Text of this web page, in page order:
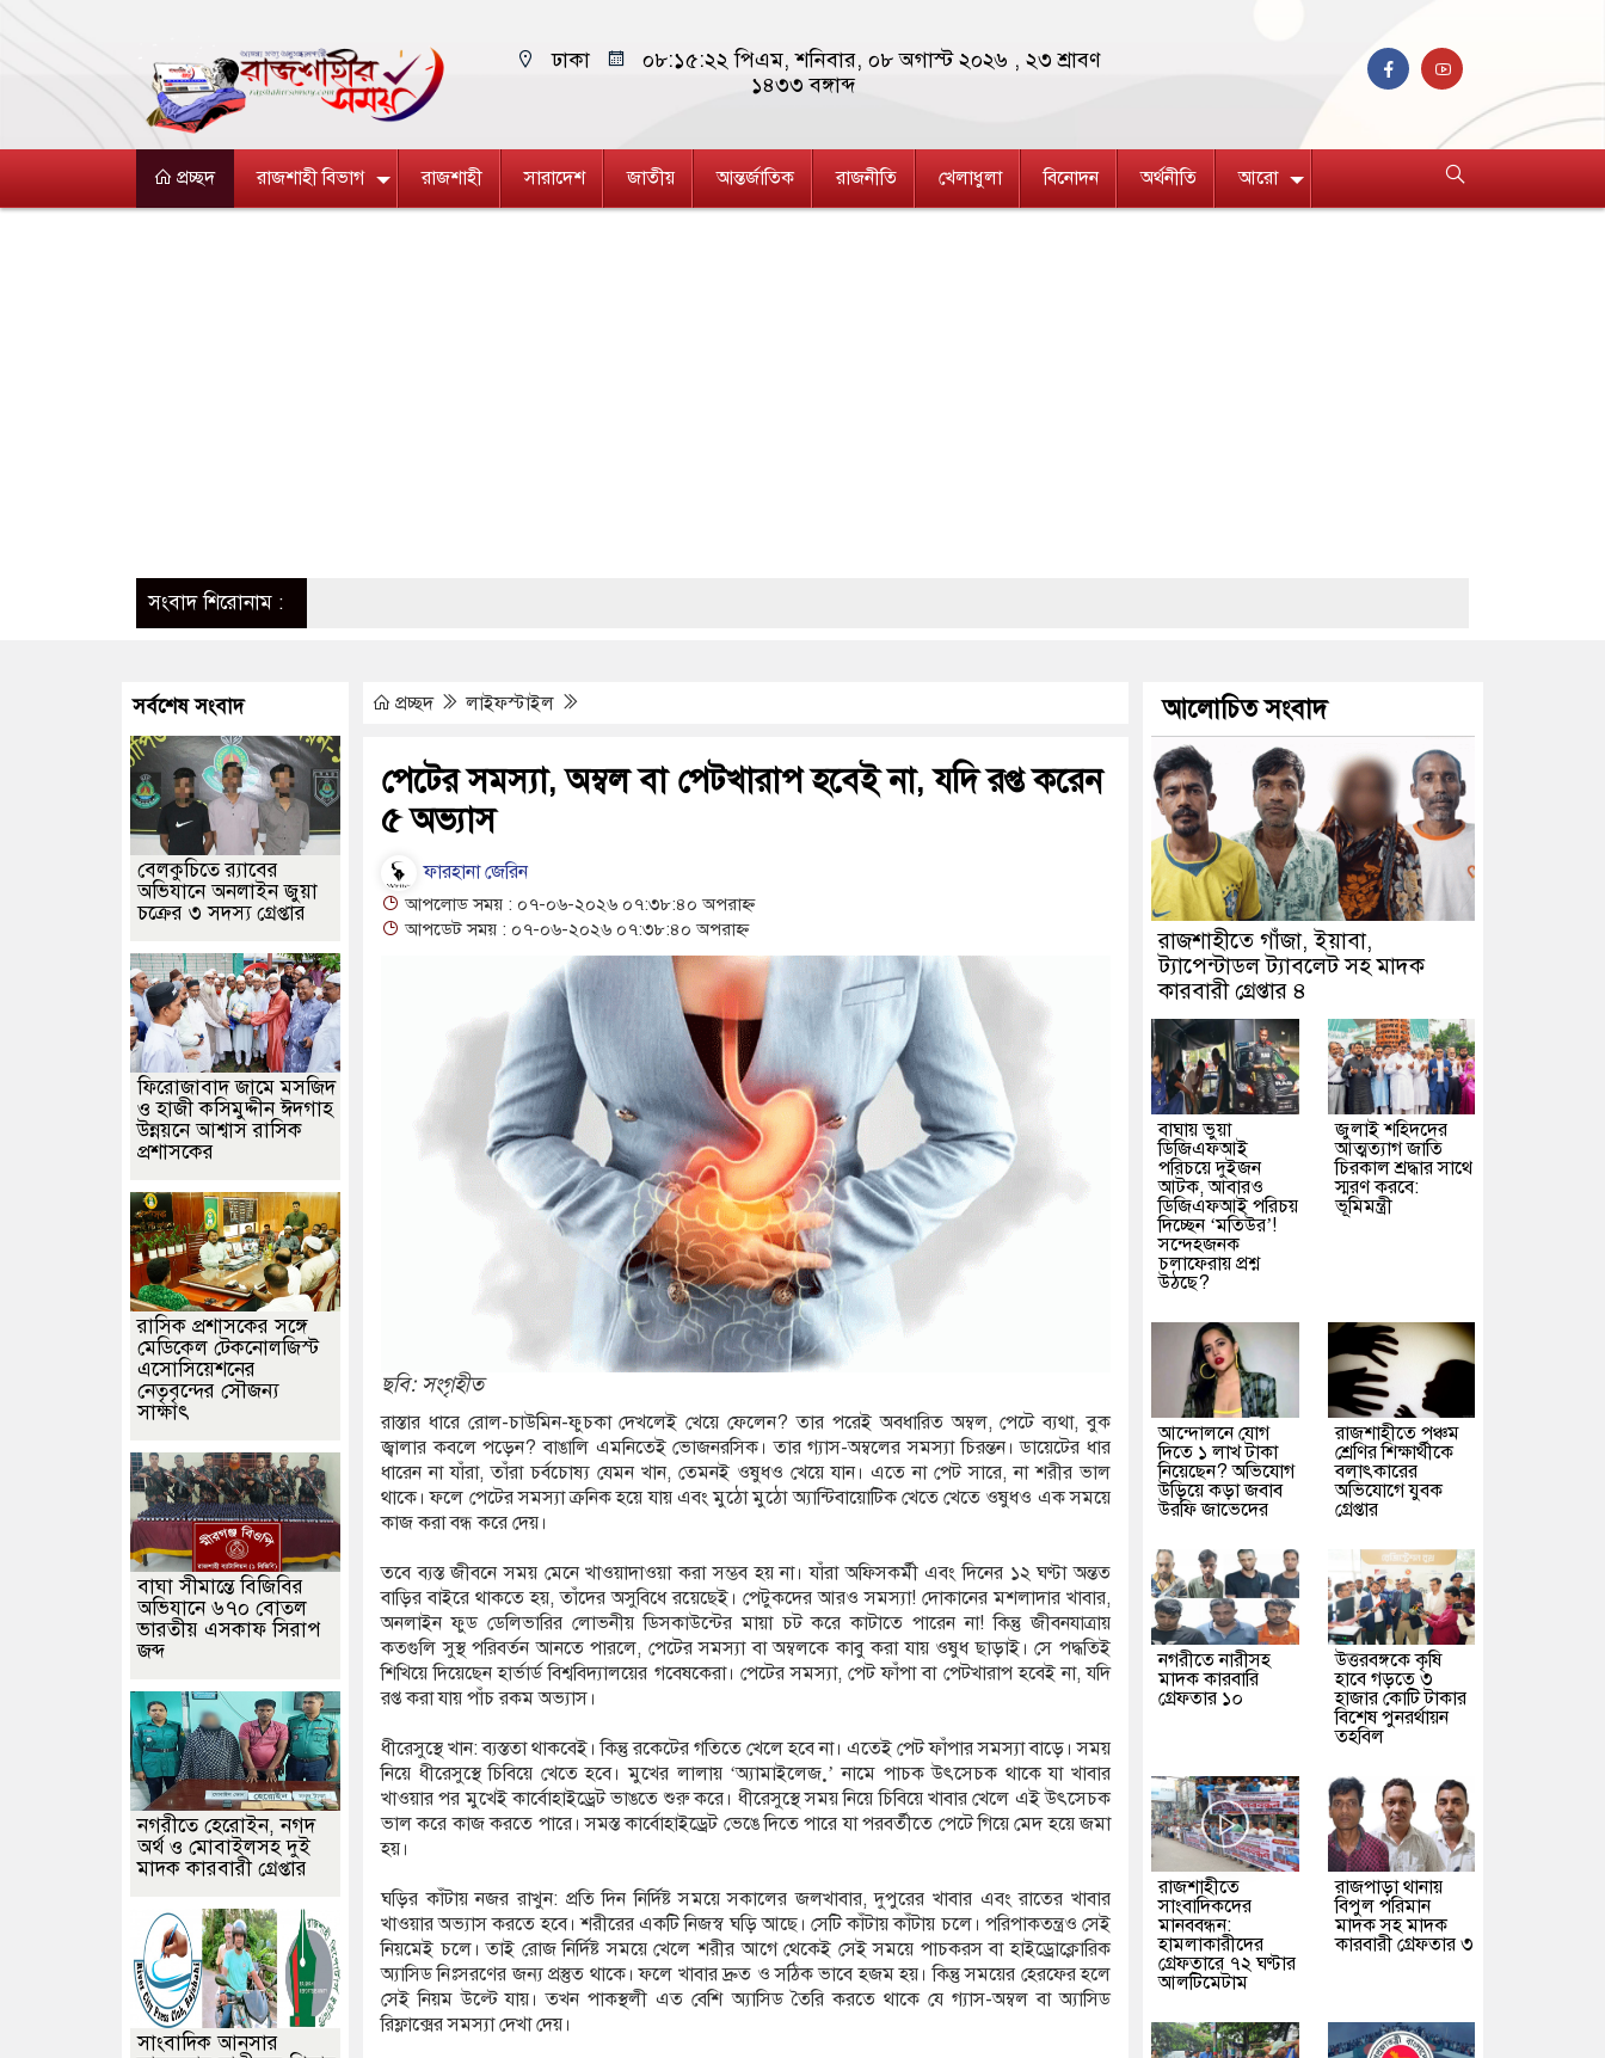
ঢাকা ০৮:১৫:২৩ পিএম, শনিবার, ০৮ অগাস্ট ২০২৬ ,২৩ শ্রাবণ
১৪৩৩ বঙ্গাব্দ
প্রচ্ছদ রাজশাহী বিভাগ রাজশাহী সারাদেশ জাতীয় আন্তর্জাতিক রাজনীতি খেলাধুলা বিনোদন অর্থনীতি আরো
সংবাদ শিরোনাম :
রাসিক প্রশাসকের
শোক ও সমবেদনা
করলো ১ বিজিবি
আরও ৩ শিশুর মৃত্যু
প্রচ্ছদ লাইফস্টাইল
পেটের সমস্যা, অম্বল বা পেটখারাপ হবেই না, যদি রপ্ত করেন
৫ অভ্যাস
ফারহানা জেরিন
আপলোড সময় : ০৭-০৬-২০২৬ ০৭:৩৮:৪০ অপরাহ্ন
আপডেট সময় : ০৭-০৬-২০২৬ ০৭:৩৮:৪০ অপরাহ্ন
ছবি: সংগৃহীত
রাস্তার ধারে রোল-চাউমিন-ফুচকা দেখলেই খেয়ে ফেলেন? তার পরেই অবধারিত অম্বল, পেটে ব্যথা, বুক
জ্বালার কবলে পড়েন? বাঙালি এমনিতেই ভোজনরসিক। তার গ্যাস-অম্বলের সমস্যা চিরন্তন। ডায়েটের ধার
ধারেন না যাঁরা, তাঁরা চর্বচোষ্য যেমন খান, তেমনই ওষুধও খেয়ে যান। এতে না পেট সারে, না শরীর ভাল
থাকে। ফলে পেটের সমস্যা ক্রনিক হয়ে যায় এবং মুঠো মুঠো অ্যান্টিবায়োটিক খেতে খেতে ওষুধও এক সময়ে
কাজ করা বন্ধ করে দেয়।
তবে ব্যস্ত জীবনে সময় মেনে খাওয়াদাওয়া করা সম্ভব হয় না। যাঁরা অফিসকর্মী এবং দিনের ১২ ঘণ্টা অন্তত
বাড়ির বাইরে থাকতে হয়, তাঁদের অসুবিধে রয়েছেই। পেটুকদের আরও সমস্যা! দোকানের মশলাদার খাবার,
অনলাইন ফুড ডেলিভারির লোভনীয় ডিসকাউন্টের মায়া চট করে কাটাতে পারেন না! কিন্তু জীবনযাত্রায়
কতগুলি সুস্থ পরিবর্তন আনতে পারলে, পেটের সমস্যা বা অম্বলকে কাবু করা যায় ওষুধ ছাড়াই। সে পদ্ধতিই
শিখিয়ে দিয়েছেন হার্ভার্ড বিশ্ববিদ্যালয়ের গবেষকেরা। পেটের সমস্যা, পেট ফাঁপা বা পেটখারাপ হবেই না, যদি
রপ্ত করা যায় পাঁচ রকম অভ্যাস।
ধীরেসুস্থে খান: ব্যস্ততা থাকবেই। কিন্তু রকেটের গতিতে খেলে হবে না। এতেই পেট ফাঁপার সমস্যা বাড়ে। সময়
নিয়ে ধীরেসুস্থে চিবিয়ে খেতে হবে। মুখের লালায় ‘অ্যামাইলেজ়’ নামে পাচক উৎসেচক থাকে যা খাবার
খাওয়ার পর মুখেই কার্বোহাইড্রেট ভাঙতে শুরু করে। ধীরেসুস্থে সময় নিয়ে চিবিয়ে খাবার খেলে এই উৎসেচক
ভাল করে কাজ করতে পারে। সমস্ত কার্বোহাইড্রেট ভেঙে দিতে পারে যা পরবর্তীতে পেটে গিয়ে মেদ হয়ে জমা
হয়।
ঘড়ির কাঁটায় নজর রাখুন: প্রতি দিন নির্দিষ্ট সময়ে সকালের জলখাবার, দুপুরের খাবার এবং রাতের খাবার
খাওয়ার অভ্যাস করতে হবে। শরীরের একটি নিজস্ব ঘড়ি আছে। সেটি কাঁটায় কাঁটায় চলে। পরিপাকতন্ত্রও সেই
নিয়মেই চলে। তাই রোজ নির্দিষ্ট সময়ে খেলে শরীর আগে থেকেই সেই সময়ে পাচকরস বা হাইড্রোক্লোরিক
অ্যাসিড নিঃসরণের জন্য প্রস্তুত থাকে। ফলে খাবার দ্রুত ও সঠিক ভাবে হজম হয়। কিন্তু সময়ের হেরফের হলে
সেই নিয়ম উল্টে যায়। তখন পাকস্থলী এত বেশি অ্যাসিড তৈরি করতে থাকে যে গ্যাস-অম্বল বা অ্যাসিড
রিফ্লাক্সের সমস্যা দেখা দেয়।
সর্বশেষ সংবাদ
বেলকুচিতে র‌্যাবের
অভিযানে অনলাইন জুয়া
চক্রের ৩ সদস্য গ্রেপ্তার
ফিরোজাবাদ জামে মসজিদ
ও হাজী কসিমুদ্দীন ঈদগাহ
উন্নয়নে আশ্বাস রাসিক
প্রশাসকের
​রাসিক প্রশাসকের সঙ্গে
মেডিকেল টেকনোলজিস্ট
এসোসিয়েশনের
নেতৃবৃন্দের সৌজন্য
সাক্ষাৎ
বাঘা সীমান্তে বিজিবির
অভিযানে ৬৭০ বোতল
ভারতীয় এসকাফ সিরাপ
জব্দ
নগরীতে হেরোইন, নগদ
অর্থ ও মোবাইলসহ দুই
মাদক কারবারী গ্রেপ্তার
সাংবাদিক আনসার
আলোচিত সংবাদ
রাজশাহীতে গাঁজা, ইয়াবা,
ট্যাপেন্টাডল ট্যাবলেট সহ মাদক
কারবারী গ্রেপ্তার ৪
বাঘায় ভুয়া
ডিজিএফআই
পরিচয়ে দুইজন
আটক, আবারও
ডিজিএফআই পরিচয়
দিচ্ছেন ‘মতিউর’!
সন্দেহজনক
চলাফেরায় প্রশ্ন
উঠছে?
জুলাই শহিদদের
আত্মত্যাগ জাতি
চিরকাল শ্রদ্ধার সাথে
স্মরণ করবে:
ভূমিমন্ত্রী
আন্দোলনে যোগ
দিতে ১ লাখ টাকা
নিয়েছেন? অভিযোগ
উড়িয়ে কড়া জবাব
উরফি জাভেদের
রাজশাহীতে পঞ্চম
শ্রেণির শিক্ষার্থীকে
বলাৎকারের
অভিযোগে যুবক
গ্রেপ্তার
নগরীতে নারীসহ
মাদক কারবারি
গ্রেফতার ১০
উত্তরবঙ্গকে কৃষি
হাবে গড়তে ৩
হাজার কোটি টাকার
বিশেষ পুনরর্থায়ন
তহবিল
রাজশাহীতে
সাংবাদিকদের
মানববন্ধন:
হামলাকারীদের
গ্রেফতারে ৭২ ঘণ্টার
আলটিমেটাম
রাজপাড়া থানায়
বিপুল পরিমান
মাদক সহ মাদক
কারবারী গ্রেফতার ৩